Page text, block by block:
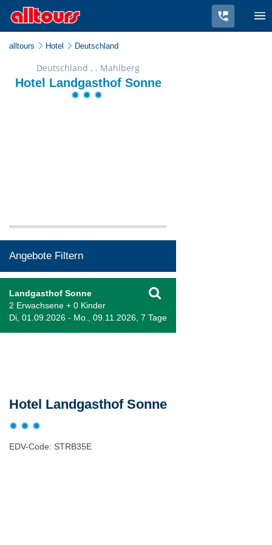
alltours Hotel Deutschland
Deutschland . . Mahlberg
Hotel Landgasthof Sonne
Angebote Filtern
Landgasthof Sonne
2 Erwachsene + 0 Kinder
Di, 01.09.2026 - Mo., 09.11.2026, 7 Tage
Hotel Landgasthof Sonne
EDV-Code: STRB35E